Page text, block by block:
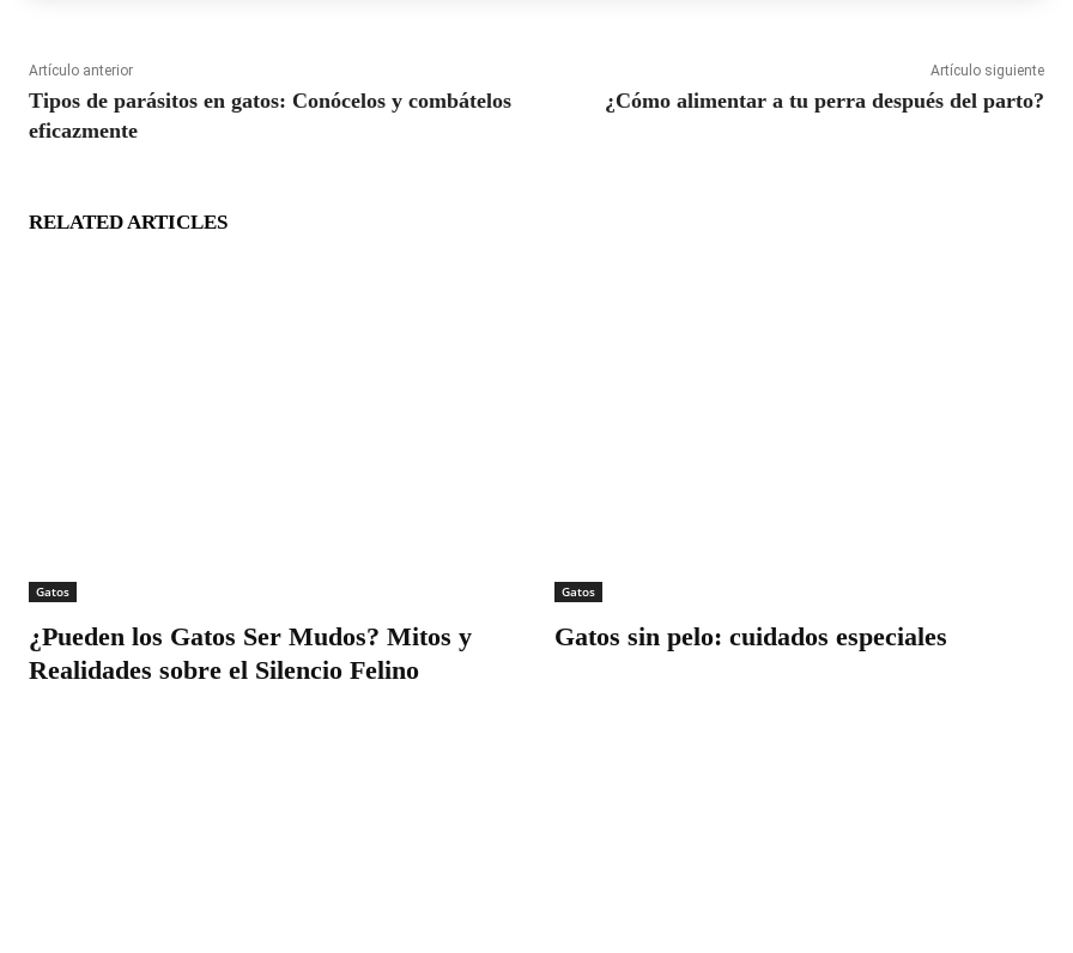
Artículo anterior
Tipos de parásitos en gatos: Conócelos y combátelos
eficazmente
Artículo siguiente
¿Cómo alimentar a tu perra después del parto?
RELATED ARTICLES
Gatos
¿Pueden los Gatos Ser Mudos? Mitos y
Realidades sobre el Silencio Felino
Gatos
Gatos sin pelo: cuidados especiales